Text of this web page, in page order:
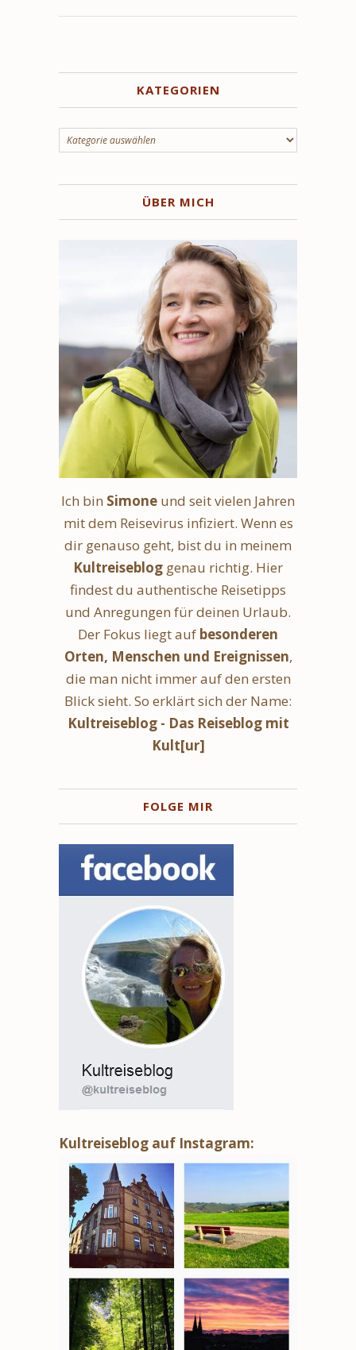
KATEGORIEN
Kategorien
ÜBER MICH
Ich bin Simone und seit vielen Jahren
mit dem Reisevirus infiziert. Wenn es
dir genauso geht, bist du in meinem
Kultreiseblog genau richtig. Hier
findest du authentische Reisetipps
und Anregungen für deinen Urlaub.
Der Fokus liegt auf besonderen
Orten, Menschen und Ereignissen,
die man nicht immer auf den ersten
Blick sieht. So erklärt sich der Name:
Kultreiseblog - Das Reiseblog mit
Kult[ur]
FOLGE MIR
Kultreiseblog auf Instagram: